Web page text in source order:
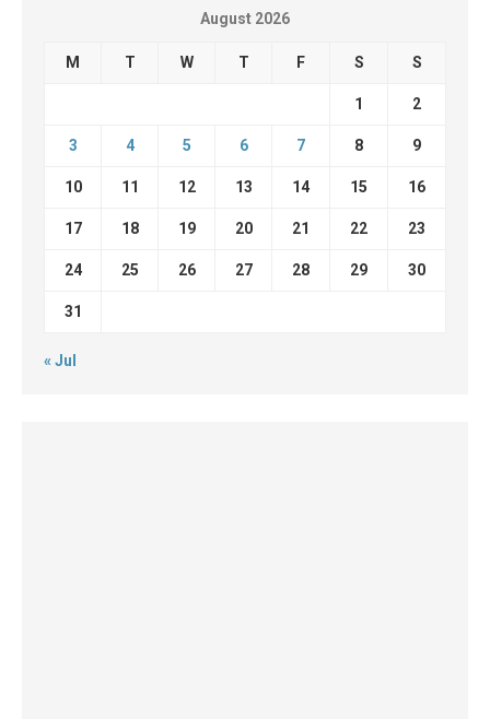
August 2026
M T W T F S S
1 2
3 4 5 6 7 8 9
10 11 12 13 14 15 16
17 18 19 20 21 22 23
24 25 26 27 28 29 30
31
« Jul